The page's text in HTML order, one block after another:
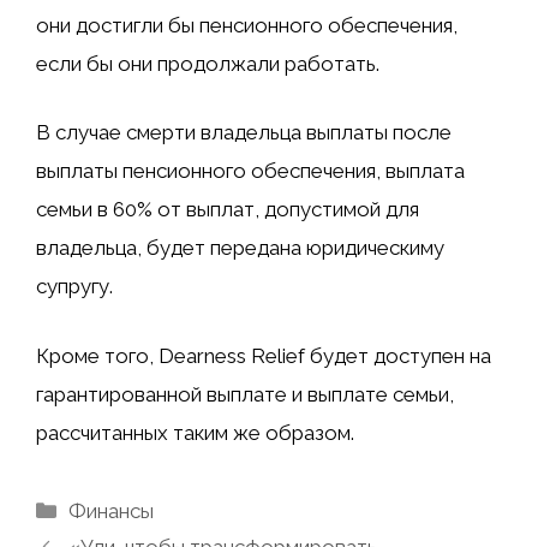
они достигли бы пенсионного обеспечения,
если бы они продолжали работать.
В случае смерти владельца выплаты после
выплаты пенсионного обеспечения, выплата
семьи в 60% от выплат, допустимой для
владельца, будет передана юридическиму
супругу.
Кроме того, Dearness Relief будет доступен на
гарантированной выплате и выплате семьи,
рассчитанных таким же образом.
Рубрики
Финансы